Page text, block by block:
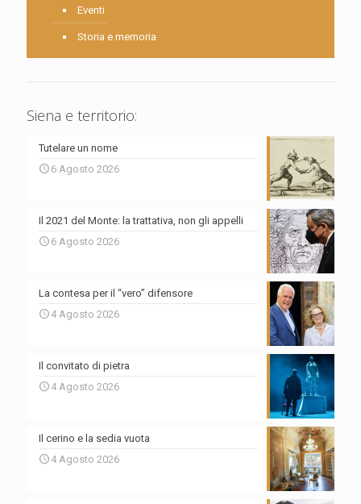
Eventi
Storia e memoria
Siena e territorio:
Tutelare un nome
6 Agosto 2026
Il 2021 del Monte: la trattativa, non gli appelli
6 Agosto 2026
La contesa per il “vero” difensore
4 Agosto 2026
Il convitato di pietra
4 Agosto 2026
Il cerino e la sedia vuota
4 Agosto 2026